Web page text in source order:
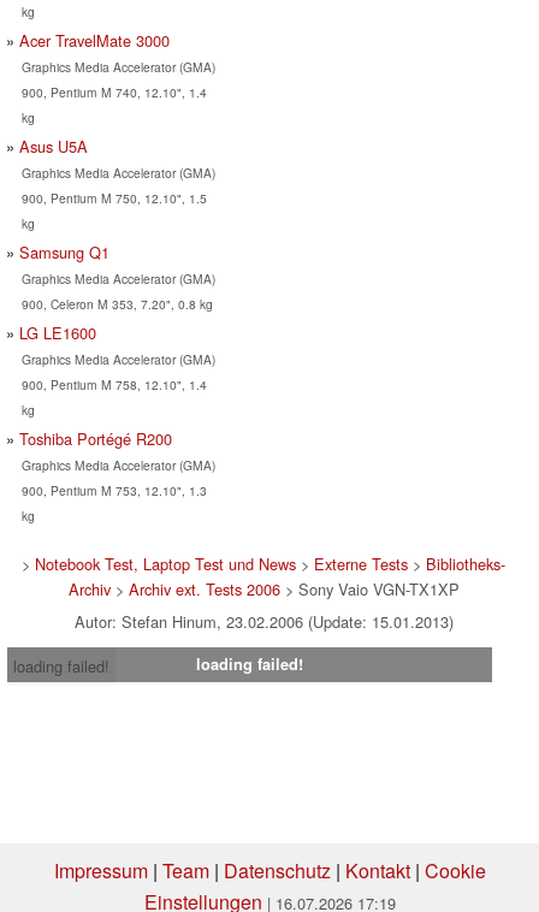
kg
Acer TravelMate 3000
Graphics Media Accelerator (GMA)
900, Pentium M 740, 12.10", 1.4
kg
Asus U5A
Graphics Media Accelerator (GMA)
900, Pentium M 750, 12.10", 1.5
kg
Samsung Q1
Graphics Media Accelerator (GMA)
900, Celeron M 353, 7.20", 0.8 kg
LG LE1600
Graphics Media Accelerator (GMA)
900, Pentium M 758, 12.10", 1.4
kg
Toshiba Portégé R200
Graphics Media Accelerator (GMA)
900, Pentium M 753, 12.10", 1.3
kg
> Notebook Test, Laptop Test und News > Externe Tests > Bibliotheks-
Archiv> Archiv ext. Tests 2006> Sony Vaio VGN-TX1XP
Autor: Stefan Hinum, 23.02.2006 (Update: 15.01.2013)
loading failed!
loading failed!
Impressum| Team| Datenschutz| Kontakt| Cookie
Einstellungen | 16.07.2026 17:19